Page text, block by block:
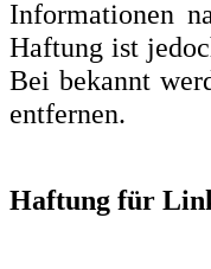
Informationen
Haftung ist
Bei bekannt
entfernen.
Haftung für